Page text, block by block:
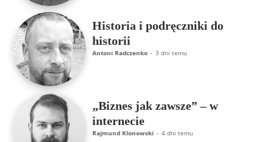
Historia i podręczniki do
historii
Antoni Radczenko - 3 dni temu
„Biznes jak zawsze” – w
internecie
Rajmund Klonowski - 4 dni temu